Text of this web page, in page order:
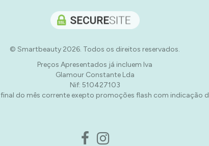
© Smartbeauty 2026. Todos os direitos reservados.
Preços Apresentados já incluem Iva
Glamour Constante Lda
Nif: 510427103
do mês corrente exepto promoções flash com indicação